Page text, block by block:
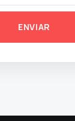
ENVIAR